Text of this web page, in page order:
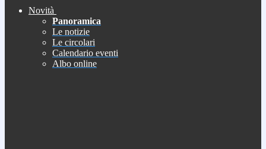
Novità
Panoramica
Le notizie
Le circolari
Calendario eventi
Albo online